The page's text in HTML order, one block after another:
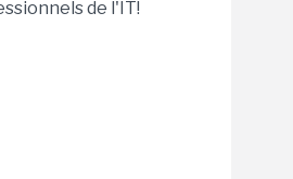
de l'IT!